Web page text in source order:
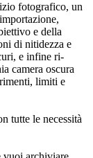
fotografico, un
e della
di nitidezza e
e infine ri-
camera oscura
limiti e
tutte le necessità